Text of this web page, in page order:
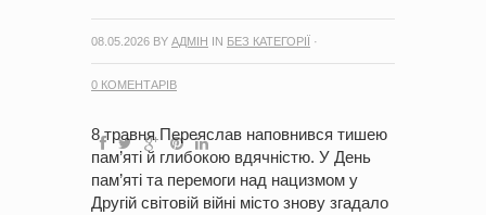
08.05.2026 BY АДМІН IN БЕЗ КАТЕГОРІЇ ·
0 КОМЕНТАРІВ
8 травня Переяслав наповнився тишею
пам’яті й глибокою вдячністю. У День
пам’яті та перемоги над нацизмом у
Другій світовій війні місто знову згадало